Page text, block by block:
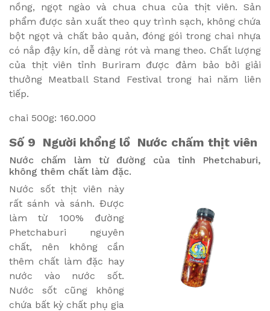
nồng, ngọt ngào và chua chua của thịt viên. Sản
phẩm được sản xuất theo quy trình sạch, không chứa
bột ngọt và chất bảo quản, đóng gói trong chai nhựa
có nắp đậy kín, dễ dàng rót và mang theo. Chất lượng
của thịt viên tỉnh Buriram được đảm bảo bởi giải
thưởng Meatball Stand Festival trong hai năm liên
tiếp.
chai 500g: 160.000
Số 9 Người khổng lồ Nước chấm thịt viên
Nước chấm làm từ đường của tỉnh Phetchaburi,
không thêm chất làm đặc.
Nước sốt thịt viên này
rất sánh và sánh. Được
làm từ 100% đường
Phetchaburi nguyên
chất, nên không cần
thêm chất làm đặc hay
nước vào nước sốt.
Nước sốt cũng không
chứa bất kỳ chất phụ gia